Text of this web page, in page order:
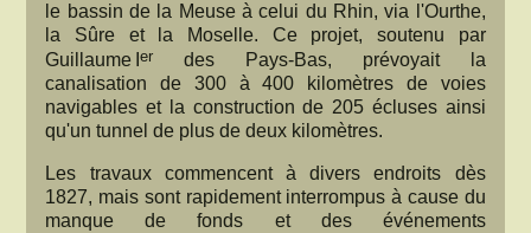
le bassin de la Meuse à celui du Rhin, via l'Ourthe,
la Sûre et la Moselle. Ce projet, soutenu par
Guillaume Ier des Pays-Bas, prévoyait la
canalisation de 300 à 400 kilomètres de voies
navigables et la construction de 205 écluses ainsi
qu'un tunnel de plus de deux kilomètres.
Les travaux commencent à divers endroits dès
1827, mais sont rapidement interrompus à cause du
manque de fonds et des événements